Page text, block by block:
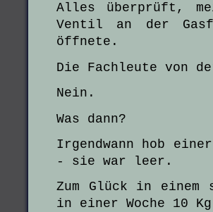
Alles überprüft,
Ventil an der
öffnete.
Die Fachleute von
Nein.
Was dann?
Irgendwann hob
- sie war leer.
Zum Glück in einem
in einer Woche 10